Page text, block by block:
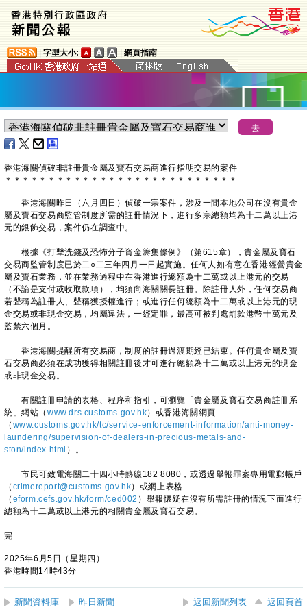
字型大小: 網頁指南
​香港海關偵破非註冊貴金屬及寶石交易商進行指明交易的案件
＊ ＊ ＊ ＊ ＊ ＊ ＊ ＊ ＊ ＊ ＊ ＊ ＊ ＊ ＊ ＊ ＊ ＊ ＊ ＊ ＊ ＊ ＊ ＊ ＊ ＊ ＊
香港海關昨日（六月四日）偵破一宗案件，涉及一間本地公司在沒有貴金
屬及寶石交易商監管制度所需的註冊情況下，進行多宗總額均為十二萬以上港
元的銀飾交易，案件仍在調查中。
根據《打擊洗錢及恐怖分子資金籌集條例》（第615章），貴金屬及寶石
交易商監管制度已於二○二三年四月一日起實施。任何人如有意在香港經營貴金
屬及寶石業務，並在業務過程中在香港進行總額為十二萬或以上港元的交易
（不論是支付或收取款項），均須向海關關長註冊。除註冊人外，任何交易商
若聲稱為註冊人、聲稱獲授權進行；或進行任何總額為十二萬或以上港元的現
金交易或非現金交易，均屬違法，一經定罪，最高可被判處罰款港幣十萬元及
監禁六個月。
香港海關提醒所有交易商，制度的註冊過渡期經已結束。任何貴金屬及寶
石交易商必須在成功獲得相關註冊後才可進行總額為十二萬或以上港元的現金
或非現金交易。
有關註冊申請的表格、程序和指引，可瀏覽「貴金屬及寶石交易商註冊系
統」網站（ www.drs.customs.gov.hk）或香港海關網頁
（ www.customs.gov.hk/tc/service-enforcement-information/anti-money-
laundering/supervision-of-dealers-in-precious-metals-and-
ston/index.html ）。
市民可致電海關二十四小時熱線182 8080，或透過舉報罪案專用電郵帳戶
（ crimereport@customs.gov.hk）或網上表格
（ eform.cefs.gov.hk/form/ced002 ）舉報懷疑在沒有所需註冊的情況下而進行
總額為十二萬或以上港元的相關貴金屬及寶石交易。
完
2025年6月5日（星期四）
香港時間14時43分
新聞資料庫 昨日新聞 返回新聞列表 返回頁首